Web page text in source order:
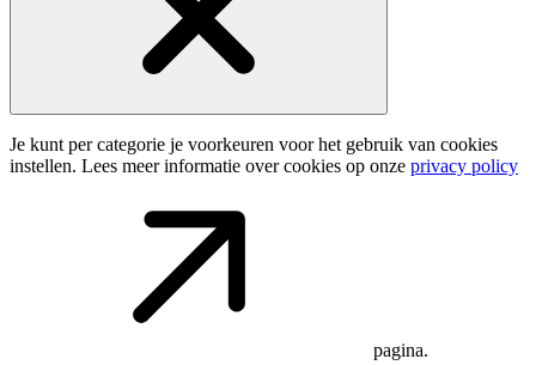
Je kunt per categorie je voorkeuren voor het gebruik van cookies
instellen. Lees meer informatie over cookies op onze privacy policy
pagina.